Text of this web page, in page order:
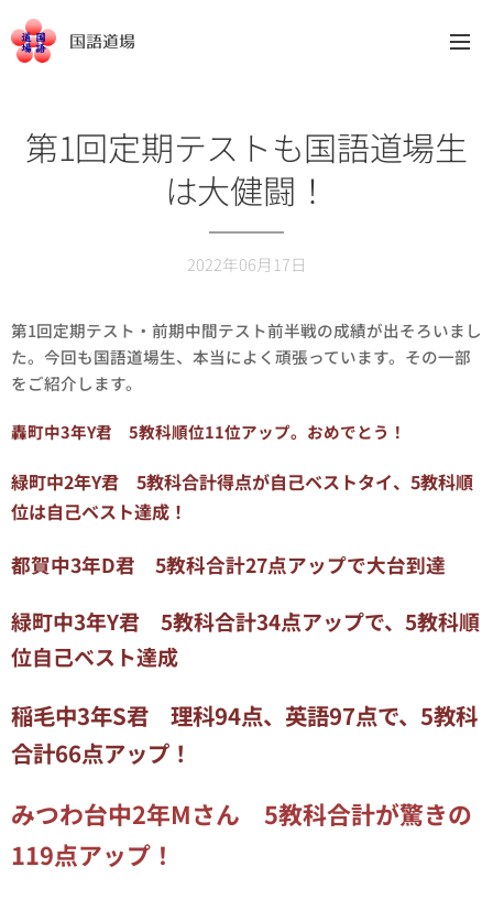
国語道場
第1回定期テストも国語道場生
は大健闘！
2022年06月17日
第1回定期テスト・前期中間テスト前半戦の成績が出そろいまし
た。今回も国語道場生、本当によく頑張っています。その一部
をご紹介します。
轟町中3年Y君 5教科順位11位アップ。おめでとう！
緑町中2年Y君 5教科合計得点が自己ベストタイ、5教科順
位は自己ベスト達成！
都賀中3年D君 5教科合計27点アップで大台到達
緑町中3年Y君 5教科合計34点アップで、5教科順
位自己ベスト達成
稲毛中3年S君 理科94点、英語97点で、5教科
合計66点アップ！
みつわ台中2年Mさん 5教科合計が驚きの
119点アップ！